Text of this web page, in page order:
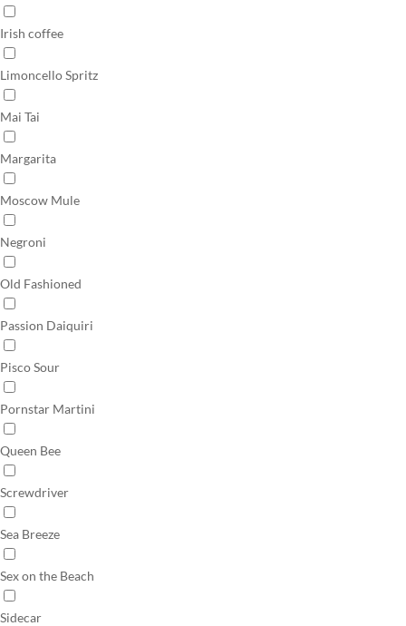
Irish coffee
Limoncello Spritz
Mai Tai
Margarita
Moscow Mule
Negroni
Old Fashioned
Passion Daiquiri
Pisco Sour
Pornstar Martini
Queen Bee
Screwdriver
Sea Breeze
Sex on the Beach
Sidecar